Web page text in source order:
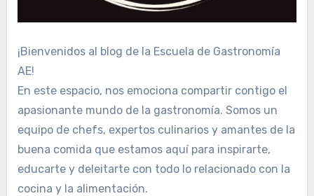
¡Bienvenidos al blog de la Escuela de Gastronomía
AE!
En este espacio, nos emociona compartir contigo el
apasionante mundo de la gastronomía. Somos un
equipo de chefs, expertos culinarios y amantes de la
buena comida que estamos aquí para inspirarte,
educarte y deleitarte con todo lo relacionado con la
cocina y la alimentación.